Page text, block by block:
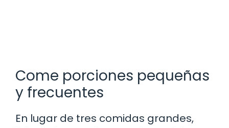
Come porciones pequeñas
y frecuentes
En lugar de tres comidas grandes,